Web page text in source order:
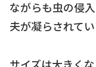
ながらも虫の侵
夫が凝らされてい
サイズは大きく